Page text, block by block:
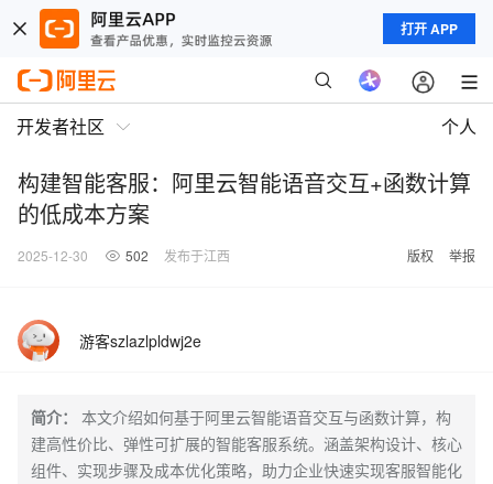
打开 APP
开发者社区 个人
构建智能客服：阿里云智能语音交互+函数计算
的低成本方案
2025-12-30 502 发布于江西 版权 举报
游客szlazlpldwj2e
简介：
本文介绍如何基于阿里云智能语音交互与函数计算，构
建高性价比、弹性可扩展的智能客服系统。涵盖架构设计、核心
组件、实现步骤及成本优化策略，助力企业快速实现客服智能化